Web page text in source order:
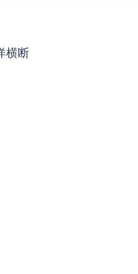
横断